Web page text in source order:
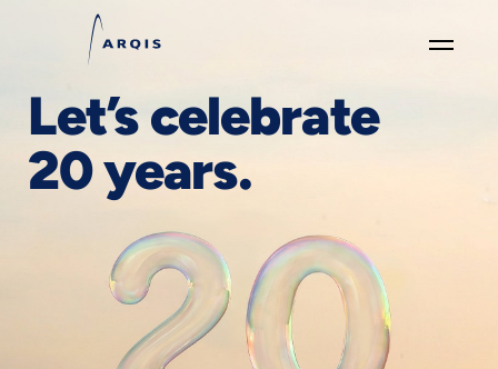
Focus
Groups
Let’s celebrate
20 years.